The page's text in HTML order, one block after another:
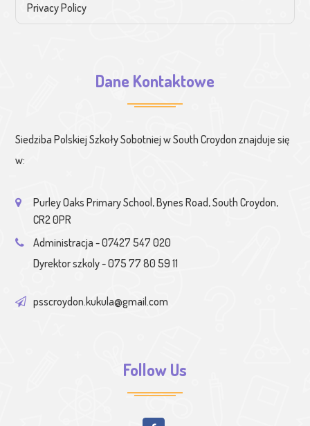
Privacy Policy
Dane Kontaktowe
Siedziba Polskiej Szkoły Sobotniej w South Croydon znajduje się
w:
Purley Oaks Primary School, Bynes Road, South Croydon,
CR2 0PR
Administracja - 07427 547 020
Dyrektor szkoly - 075 77 80 59 11
psscroydon.kukula@gmail.com
Follow Us